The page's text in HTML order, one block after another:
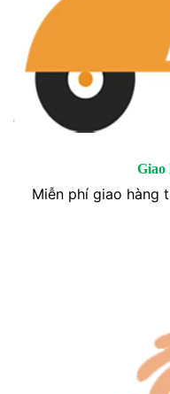
Giao
Miễn phí giao hàng